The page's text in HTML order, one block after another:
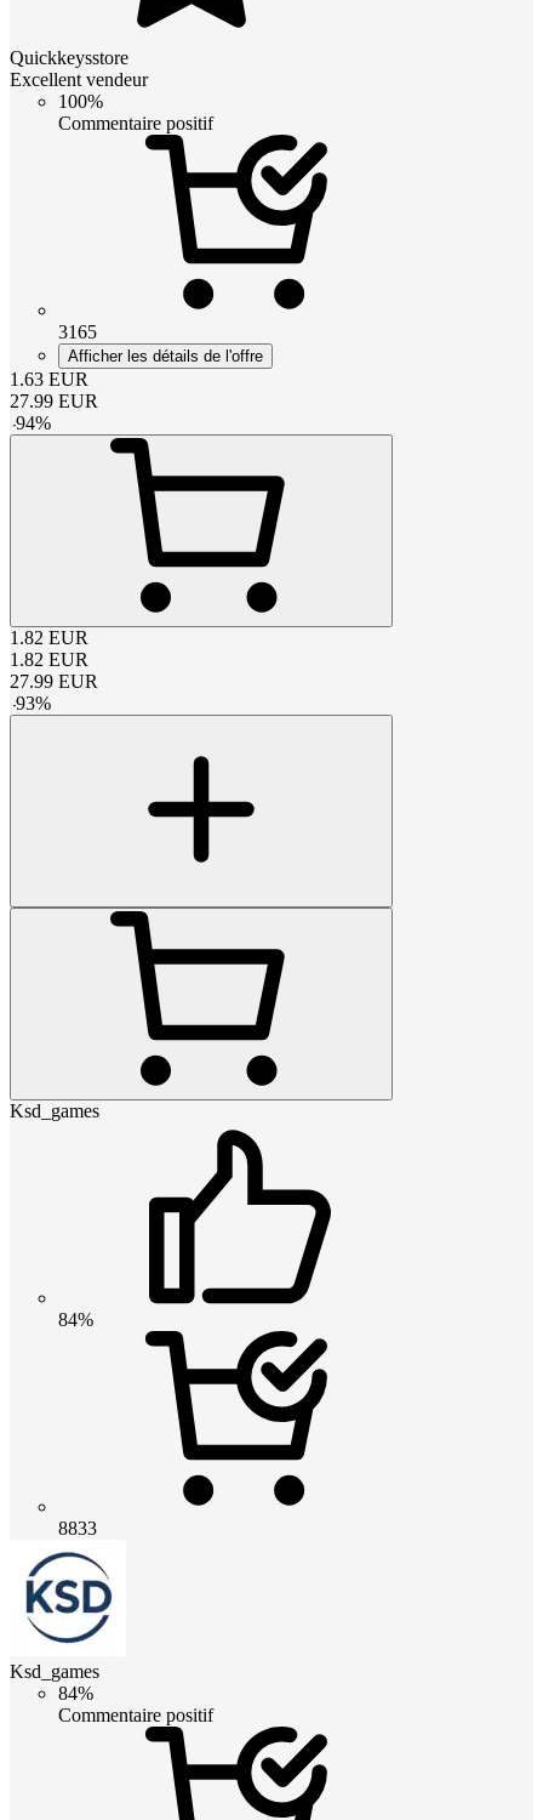
Quickkeysstore
Excellent vendeur
100%
Commentaire positif
3165
Afficher les détails de l'offre
1.63 EUR
27.99 EUR
-94%
1.82 EUR
1.82 EUR
27.99 EUR
-93%
Ksd_games
84%
8833
Ksd_games
84%
Commentaire positif